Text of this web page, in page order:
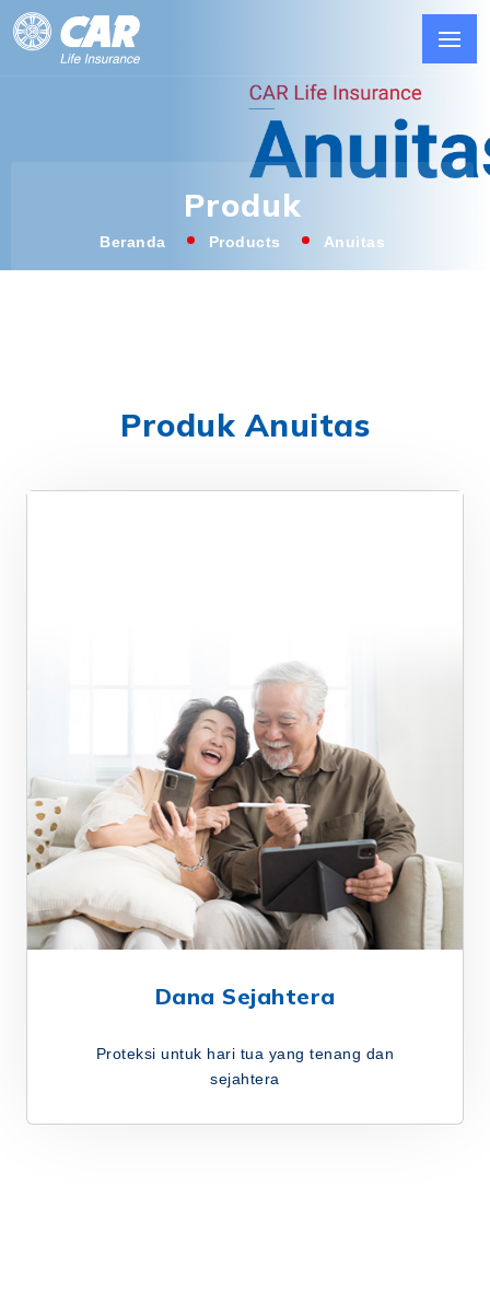
Produk
Beranda Products Anuitas
Produk Anuitas
Dana Sejahtera
Proteksi untuk hari tua yang tenang dan
sejahtera